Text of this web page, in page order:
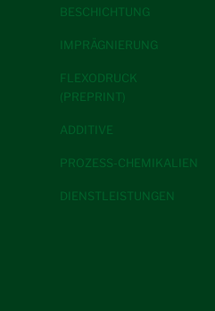
BESCHICHTUNG
IMPRÄGNIERUNG
FLEXODRUCK
(PREPRINT)
ADDITIVE
PROZESS-CHEMIKALIEN
DIENSTLEISTUNGEN